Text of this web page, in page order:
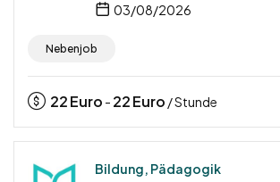
03/08/2026
Nebenjob
22Euro - 22Euro / Stunde
Bildung, Pädagogik